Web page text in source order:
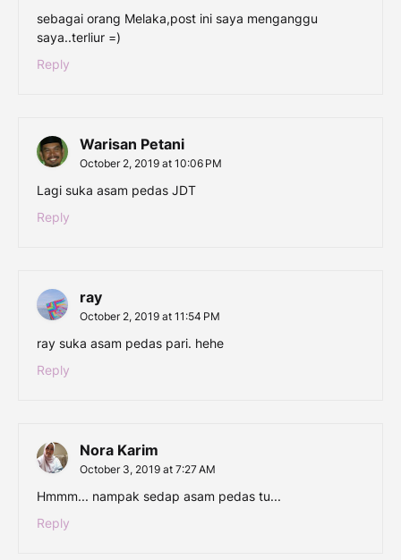
sebagai orang Melaka,post ini saya menganggu
saya..terliur =)
Reply
Warisan Petani
October 2, 2019 at 10:06 PM
Lagi suka asam pedas JDT
Reply
ray
October 2, 2019 at 11:54 PM
ray suka asam pedas pari. hehe
Reply
Nora Karim
October 3, 2019 at 7:27 AM
Hmmm... nampak sedap asam pedas tu...
Reply